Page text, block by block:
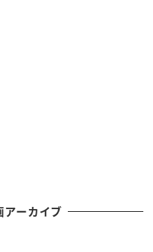
別れるあなた
ーカイブ